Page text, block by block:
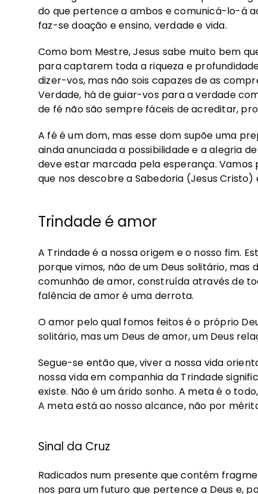
do que pertence a ambos e comunicá-lo-á
faz-se doação e ensino, verdade e vida.
Como bom Mestre, Jesus sabe muito bem
para captarem toda a riqueza e
dizer-vos, mas não sois capazes de as
Verdade, há de guiar-vos para a verdade
de fé não são sempre fáceis de acreditar,
A fé é um dom, mas esse dom supõe uma
ainda anunciada a possibilidade e a alegria
deve estar marcada pela esperança.
que nos descobre a Sabedoria (Jesus Cristo)
Trindade é amor
A Trindade é a nossa origem e o nosso fim.
porque vimos, não de um Deus solitário,
comunhão de amor, construída através de
falência de amor é uma derrota.
O amor pelo qual fomos feitos é o próprio
solitário, mas um Deus de amor, um Deus
Segue-se então que, viver a nossa vida
nossa vida em companhia da Trindade
existe. Não é um árido sonho. A meta é o
A meta está ao nosso alcance, não por
Sinal da Cruz
Radicados num presente que contém
nos para um futuro que pertence a Deus e,